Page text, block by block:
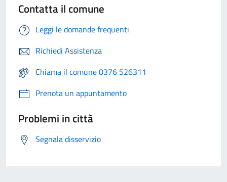
Contatta il comune
Leggi le domande frequenti
Richiedi Assistenza
Chiama il comune 0376 526311
Prenota un appuntamento
Problemi in città
Segnala disservizio